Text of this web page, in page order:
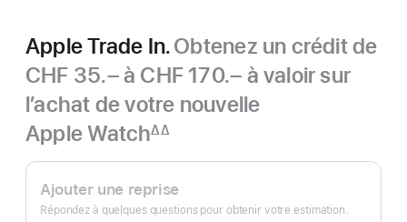
Apple Trade In.Obtenez un crédit de
CHF 35.– à CHF 170.– à valoir sur
l’achat de votre nouvelle
Apple Watch
Note
de
page
∆∆
Apple
Trade In.
Ajouter une reprise
Répondez à quelques questions pour obtenir votre estimation.